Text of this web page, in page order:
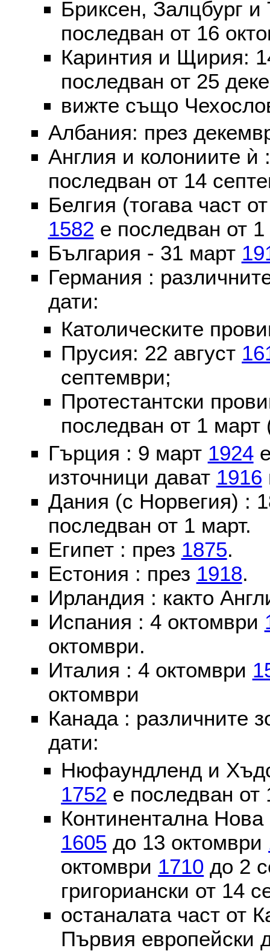
Бриксен, Залцбург
последван от 16
Каринтия и Щирия:
последван от 25
вижте също
Албания: през
Англия и колониите
последван от 14
Белгия (тогава част
1582 е последван от
България - 31 март
Германия :
дати:
Католическите
Прусия: 22 август
септември;
Протестантски
последван от 1 март
Гърция : 9 март 1924е
източници дават 1916
Дания (с Норвегия) :
последван от 1 март.
Египет : през 1875.
Естония : през 1918.
Ирландия : както
Испания : 4 октомври
октомври.
Италия : 4 октомври
октомври
Канада : различните
дати:
Нюфаундленд и
1752 е последван от
Континентална
1605 до 13 октомври
октомври 1710 до 2
григориански от 14
останалата част от
Първия европейски